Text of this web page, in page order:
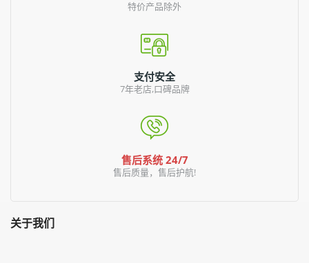
特价产品除外
支付安全
7年老店,口碑品牌
售后系统 24/7
售后质量，售后护航!
关于我们